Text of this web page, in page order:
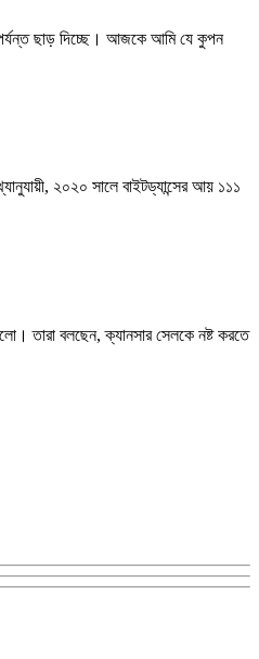
ছাড় দিচ্ছে। আজকে আমি যে কুপন
২০২০ সালে বাইটড্যান্সের আয় ১১১
তারা বলছেন, ক্যানসার সেলকে নষ্ট করতে